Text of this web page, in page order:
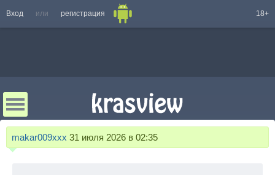
Вход или регистрация 18+
makar009xxx 31 июля 2026 в 02:35